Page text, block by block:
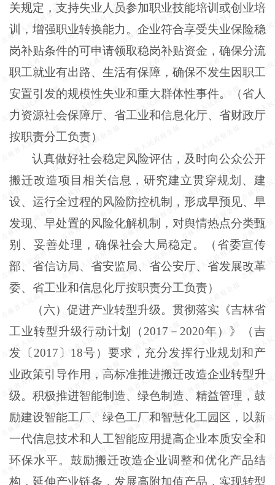
关规定，支持失业人员参加职业技能培训或创业培
训，增强职业转换能力。企业符合享受失业保险稳
岗补贴条件的可申请领取稳岗补贴资金，确保分流
职工就业有出路、生活有保障，确保不发生因职工
安置引发的规模性失业和重大群体性事件。（省人
力资源社会保障厅、省工业和信息化厅、省财政厅
按职责分工负责）
认真做好社会稳定风险评估，及时向公众公开
搬迁改造项目相关信息，研究建立贯穿规划、建
设、运行全过程的风险防控机制，形成早预见、早
发现、早处置的风险化解机制，对舆情热点分类甄
别、妥善处理，确保社会大局稳定。（省委宣传
部、省信访局、省安监局、省公安厅、省发展改革
委、省工业和信息化厅按职责分工负责）
（六）促进产业转型升级。贯彻落实《吉林省
工业转型升级行动计划（ 2017－2020年）》（吉
发〔2017〕18号）要求，充分发挥行业规划和产
业政策引导作用，高标准推进搬迁改造企业转型升
级。积极推进智能制造、绿色制造、精益管理，鼓
励建设智能工厂、绿色工厂和智慧化工园区，以新
一代信息技术和人工智能应用提高企业本质安全和
环保水平。鼓励搬迁改造企业调整和优化产品结
构，延伸产业链条，发展高附加值产品，实现转型